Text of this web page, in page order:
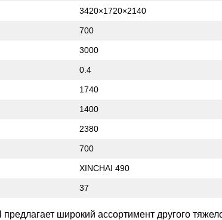
3420×1720×2140
700
3000
0.4
1740
1400
2380
700
XINCHAI 490
37
широкий ассортимент другого